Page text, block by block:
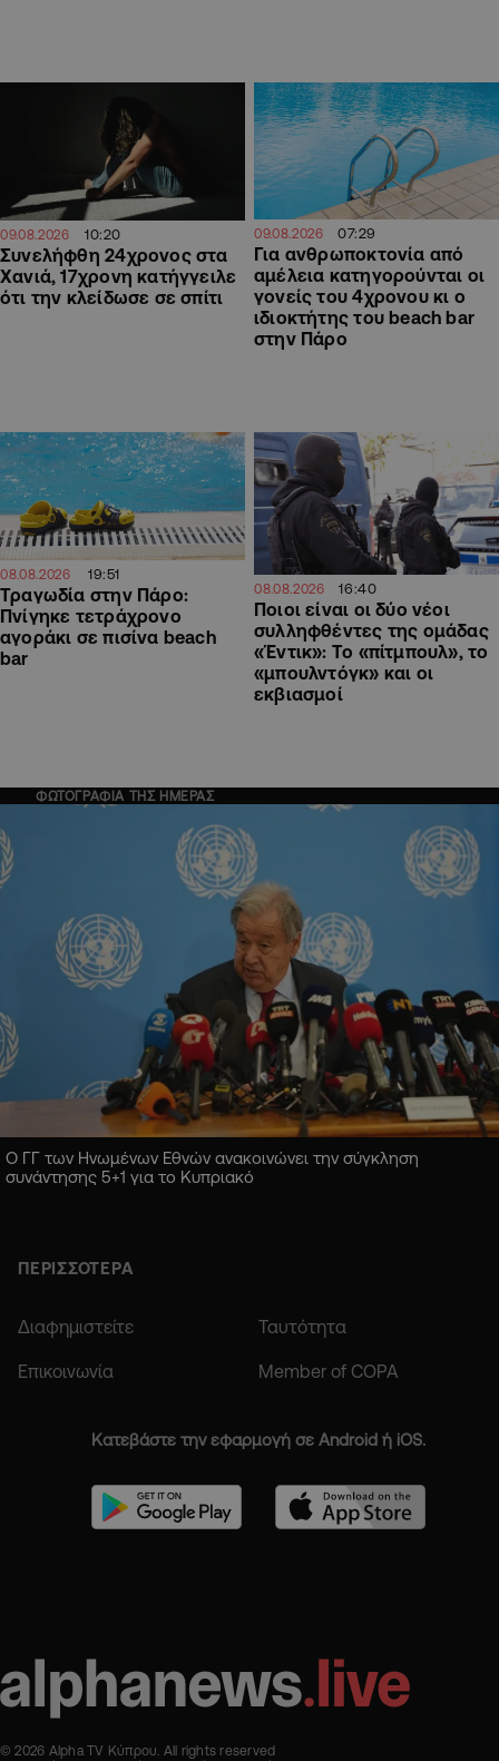
09.08.2026 10:20
Συνελήφθη 24χρονος στα
Χανιά, 17χρονη κατήγγειλε
ότι την κλείδωσε σε σπίτι
09.08.2026 07:29
Για ανθρωποκτονία από
αμέλεια κατηγορούνται οι
γονείς του 4χρονου κι ο
ιδιοκτήτης του beach bar
στην Πάρο
08.08.2026 19:51
Τραγωδία στην Πάρο:
Πνίγηκε τετράχρονο
αγοράκι σε πισίνα beach
bar
08.08.2026 16:40
Ποιοι είναι οι δύο νέοι
συλληφθέντες της ομάδας
«Έντικ»: Το «πίτμπουλ», το
«μπουλντόγκ» και οι
εκβιασμοί
ΦΩΤΟΓΡΑΦΙΑ ΤΗΣ ΗΜΕΡΑΣ
Ο ΓΓ των Ηνωμένων Εθνών ανακοινώνει την σύγκληση
συνάντησης 5+1 για το Κυπριακό
ΠΕΡΙΣΣΟΤΕΡΑ
Διαφημιστείτε Ταυτότητα
Επικοινωνία Member of COPA
Κατεβάστε την εφαρμογή σε Android ή iOS.
© 2026 Alpha TV Κύπρου. All rights reserved